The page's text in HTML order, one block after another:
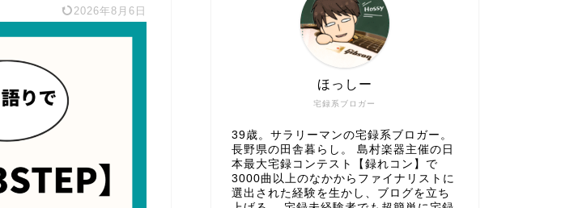
2026年8月6日
宅録系ブロガー
ほっしー
39歳。サラリーマンの宅録系ブロガー。
長野県の田舎暮らし。 島村楽器主催の日
本最大宅録コンテスト【録れコン】で
3000曲以上のなかからファイナリストに
選出された経験を生かし、ブログを立ち